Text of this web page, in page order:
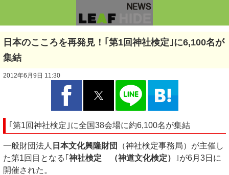
日本のこころを再発見！｢第1回神社検定｣に6,100名が
集結
2012年6月9日 11:30
｢第1回神社検定｣に全国38会場に約6,100名が集結
一般財団法人 日本文化興隆財団
（神社検定事務局）が主催し
た第1回目となる｢ 神社検定 （神道文化検定）
｣が6月3日に
開催された。